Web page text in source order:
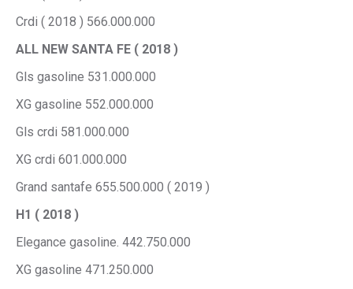
Crdi ( 2018 ) 566.000.000
ALL NEW SANTA FE ( 2018 )
Gls gasoline 531.000.000
XG gasoline 552.000.000
Gls crdi 581.000.000
XG crdi 601.000.000
Grand santafe 655.500.000 ( 2019 )
H1 ( 2018 )
Elegance gasoline. 442.750.000
XG gasoline 471.250.000